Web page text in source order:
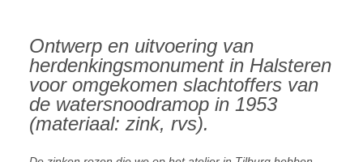
Ontwerp en uitvoering van
herdenkingsmonument in Halsteren
voor omgekomen slachtoffers van
de watersnoodramop in 1953
(materiaal: zink, rvs).